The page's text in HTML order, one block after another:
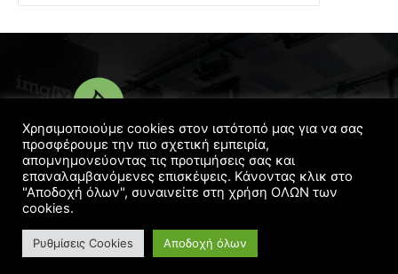
© Copyright 2016 - 2022 | DesignedGeorgelaskos.com
Χρησιμοποιούμε cookies στον ιστότοπό μας για να σας
προσφέρουμε την πιο σχετική εμπειρία,
απομνημονεύοντας τις προτιμήσεις σας και
επαναλαμβανόμενες επισκέψεις. Κάνοντας κλικ στο
"Αποδοχή όλων", συναινείτε στη χρήση ΟΛΩΝ των
cookies.
Ρυθμίσεις Cookies Αποδοχή όλων